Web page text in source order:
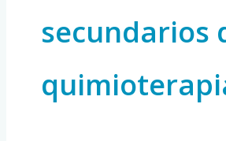
secundarios